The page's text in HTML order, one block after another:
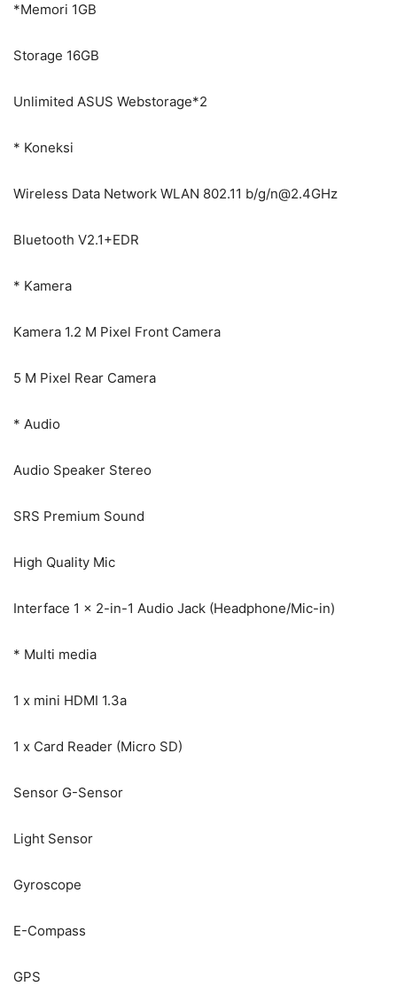
*Memori 1GB
Storage 16GB
Unlimited ASUS Webstorage*2
* Koneksi
Wireless Data Network WLAN 802.11 b/g/n@2.4GHz
Bluetooth V2.1+EDR
* Kamera
Kamera 1.2 M Pixel Front Camera
5 M Pixel Rear Camera
* Audio
Audio Speaker Stereo
SRS Premium Sound
High Quality Mic
Interface 1 x 2-in-1 Audio Jack (Headphone/Mic-in)
* Multi media
1 x mini HDMI 1.3a
1 x Card Reader (Micro SD)
Sensor G-Sensor
Light Sensor
Gyroscope
E-Compass
GPS